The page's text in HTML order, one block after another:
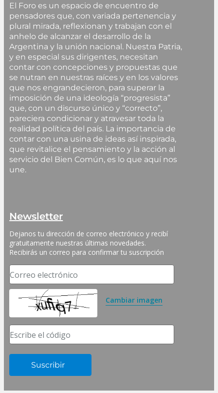
El Foro es un espacio de encuentro de
pensadores que, con variada pertenencia y
plural mirada, reflexionan y trabajan con el
anhelo de alcanzar el desarrollo de la
Argentina y la unión nacional. Nuestra Patria,
y en especial sus dirigentes, necesitan
contar con concepciones y propuestas que
se nutran en nuestras raíces y en los valores
que nos engrandecieron, para superar la
imposición de una ideología “progresista”
que, con un discurso único y “correcto”,
pareciera condicionar y atravesar toda la
realidad política del país. La importancia de
contar con una usina de ideas así inspirada,
que revitalice el pensamiento y la acción al
servicio del Bien Común, es lo que aquí nos
une.
Newsletter
Dejanos tu dirección de correo electrónico y recibí
gratuitamente nuestras últimas novedades.
Recibirás un correo para confirmar tu suscripción
Correo electrónico
Cambiar imagen
Escribe el código